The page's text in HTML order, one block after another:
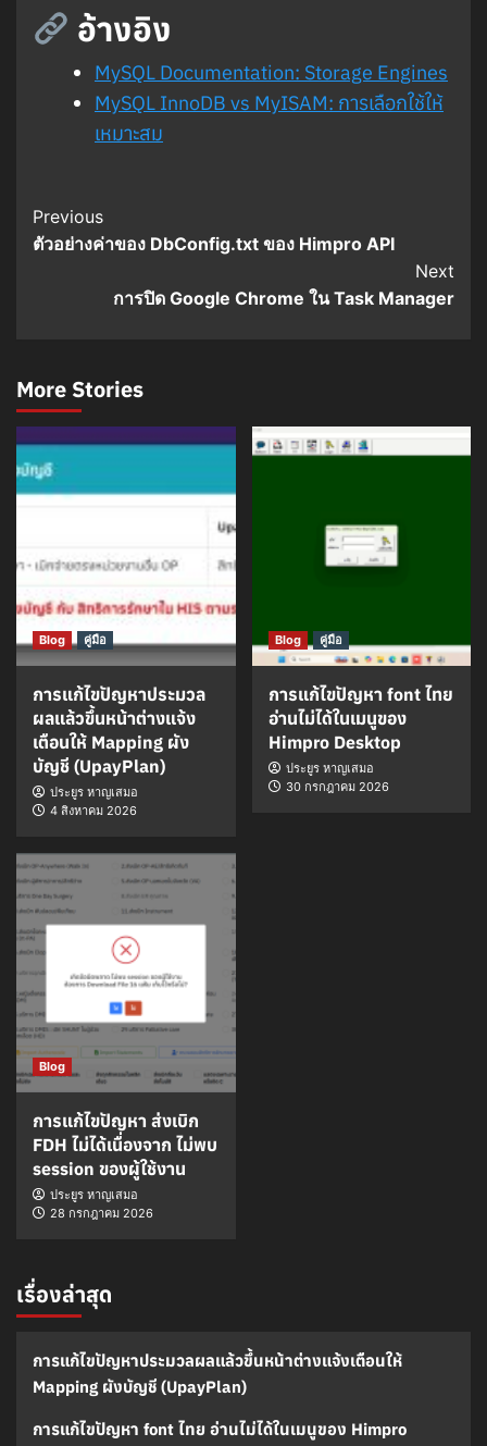
อ้างอิง
MySQL Documentation: Storage Engines
MySQL InnoDB vs MyISAM: การเลือกใช้ให้
เหมาะสม
Post
Navigation
Previous
ตัวอย่างค่าของ DbConfig.txt ของ Himpro API
Next
การปิด Google Chrome ใน Task Manager
More Stories
Blog คู่มือ
การแก้ไขปัญหาประมวล
ผลแล้วขึ้นหน้าต่างแจ้ง
เตือนให้ Mapping ผัง
บัญชี (UpayPlan)
ประยูร หาญเสมอ
4 สิงหาคม 2026
Blog คู่มือ
การแก้ไขปัญหา font ไทย
อ่านไม่ได้ในเมนูของ
Himpro Desktop
ประยูร หาญเสมอ
30 กรกฎาคม 2026
Blog
การแก้ไขปัญหา ส่งเบิก
FDH ไม่ได้เนื่องจาก ไม่พบ
session ของผู้ใช้งาน
ประยูร หาญเสมอ
28 กรกฎาคม 2026
เรื่องล่าสุด
การแก้ไขปัญหาประมวลผลแล้วขึ้นหน้าต่างแจ้งเตือนให้
Mapping ผังบัญชี (UpayPlan)
การแก้ไขปัญหา font ไทย อ่านไม่ได้ในเมนูของ Himpro